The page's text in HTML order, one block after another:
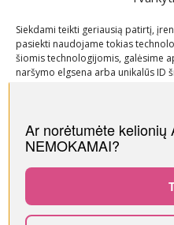
Siekdami teikti geriausią patirtį,
pasiekti naudojame tokias
šiomis technologijomis, galėsime
naršymo elgsena arba unikalūs ID
politika
Prekių
pirkimo –
Prekių
Ar norėtumėte kelionių
NEMOKAMAI?